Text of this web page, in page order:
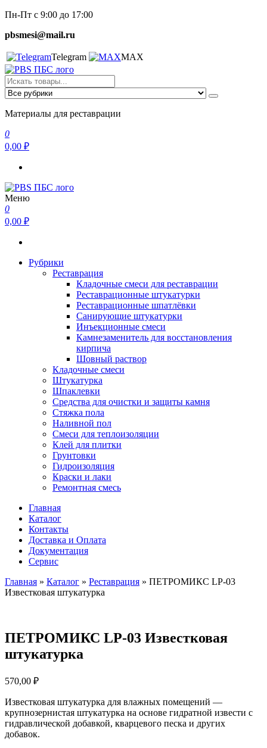
Перейти
содержимому
Пн-Пт с 9:00 до 17:00
pbsmesi@mail.ru
Telegram MAX
Пескобетон. Смеси
Материалы для реставрации
Материалы для реставрации
0
0,00 ₽
Пескобетон. Смеси
Материалы для реставрации
Меню
0
0,00 ₽
Рубрики
Реставрация
Кладочные смеси для реставрации
Реставрационные штукатурки
Реставрационные шпатлёвки
Санирующие штукатурки
Инъекционные смеси
Камнезаменитель для восстановления
кирпича
Шовный раствор
Кладочные смеси
Штукатурка
Шпаклевки
Средства для очистки и защиты камня
Стяжка пола
Наливной пол
Смеси для теплоизоляции
Клей для плитки
Грунтовки
Гидроизоляция
Краски и лаки
Ремонтная смесь
Главная
Каталог
Контакты
Доставка и Оплата
Документация
Сервис
Главная » Каталог » Реставрация » ПЕТРОМИКС LP-03
Известковая штукатурка
ПЕТРОМИКС LP-03 Известковая
штукатурка
570,00 ₽
Известковая штукатурка для влажных помещений —
крупнозернистая штукатурка на основе гидратной извести с
гидравлической добавкой, кварцевого песка и других
добавок.